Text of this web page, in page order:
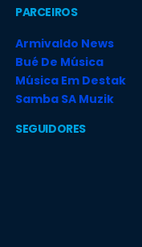
PARCEIROS
Armivaldo News
Bué De Música
Música Em Destak
Samba SA Muzik
SEGUIDORES